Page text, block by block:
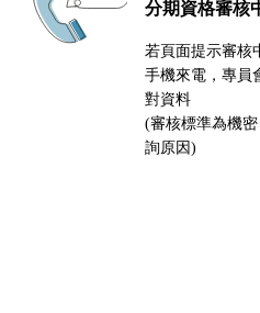
分期資格審核
若頁面提示審核
手機來電，專員
對資料
(審核標準為機
詢原因)